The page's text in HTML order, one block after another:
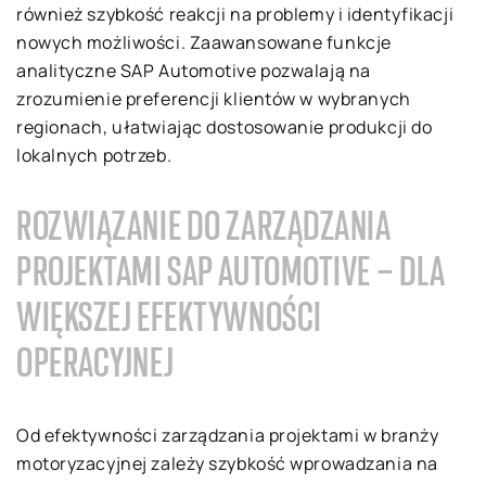
również szybkość reakcji na problemy i identyfikacji
nowych możliwości. Zaawansowane funkcje
analityczne SAP Automotive pozwalają na
zrozumienie preferencji klientów w wybranych
regionach, ułatwiając dostosowanie produkcji do
lokalnych potrzeb.
ROZWIĄZANIE DO ZARZĄDZANIA
PROJEKTAMI SAP AUTOMOTIVE – DLA
WIĘKSZEJ EFEKTYWNOŚCI
OPERACYJNEJ
Od efektywności zarządzania projektami w branży
motoryzacyjnej zależy szybkość wprowadzania na